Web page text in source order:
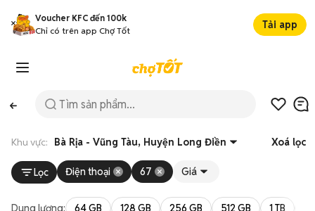
Voucher KFC đến 100k
Chỉ có trên app Chợ Tốt
Tải app
Khu vực: Bà Rịa - Vũng Tàu, Huyện Long Điền Xoá lọc
Lọc Điện thoại 67 Giá
Dung lượng: 64 GB 128 GB 256 GB 512 GB 1 TB